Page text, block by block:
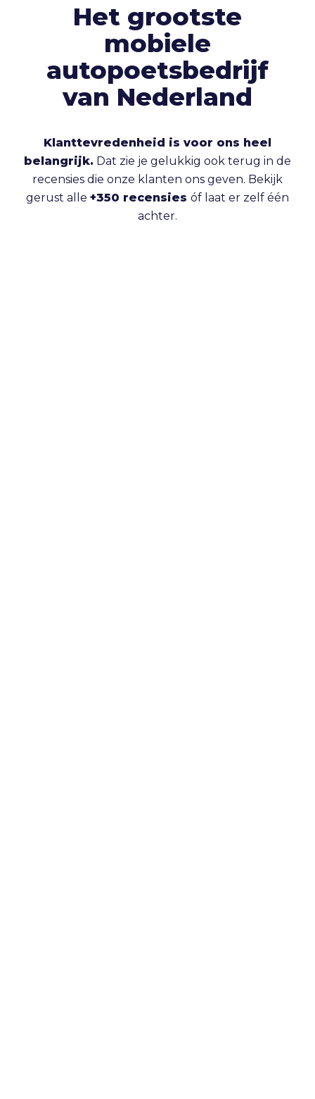
Het grootste
mobiele
autopoetsbedrijf
van Nederland
Klanttevredenheid is voor ons heel
belangrijk. Dat zie je gelukkig ook terug in de
recensies die onze klanten ons geven. Bekijk
gerust alle +350 recensies óf laat er zelf één
achter.